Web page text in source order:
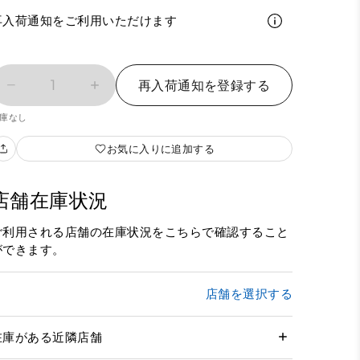
入荷通知をご利用いただけます
1 再入荷通知を登録する
なし
お気に入りに追加する
舗在庫状況
利用される店舗の在庫状況をこちらで確認すること
きます。
店舗を選択する
庫がある近隣店舗